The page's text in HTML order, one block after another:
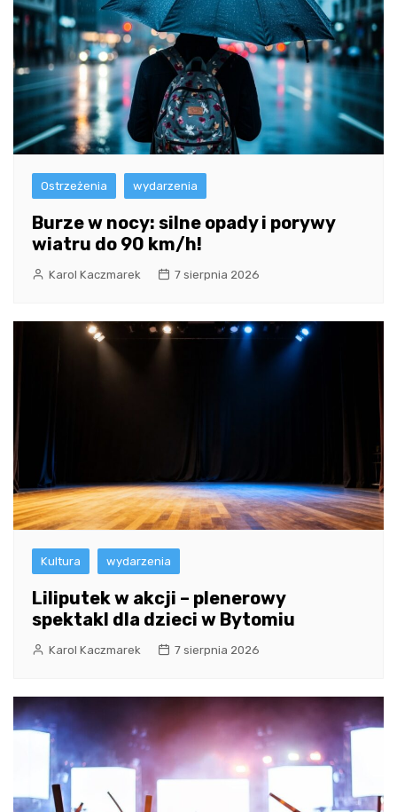
Ostrzeżenia wydarzenia
Burze w nocy: silne opady i porywy
wiatru do 90 km/h!
Karol Kaczmarek 7 sierpnia 2026
Kultura wydarzenia
Liliputek w akcji – plenerowy
spektakl dla dzieci w Bytomiu
Karol Kaczmarek 7 sierpnia 2026